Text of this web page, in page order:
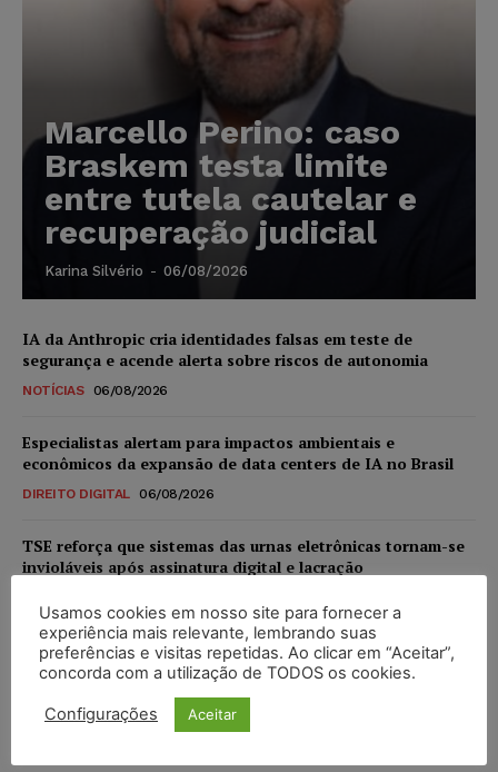
Marcello Perino: caso
Braskem testa limite
entre tutela cautelar e
recuperação judicial
Karina Silvério - 06/08/2026
IA da Anthropic cria identidades falsas em teste de
segurança e acende alerta sobre riscos de autonomia
NOTÍCIAS 06/08/2026
Especialistas alertam para impactos ambientais e
econômicos da expansão de data centers de IA no Brasil
DIREITO DIGITAL 06/08/2026
TSE reforça que sistemas das urnas eletrônicas tornam-se
invioláveis após assinatura digital e lacração
STF inicia julgamento sobre constitucionalidade da
proibição dos jogos de azar no Brasil
Usamos cookies em nosso site para fornecer a
experiência mais relevante, lembrando suas
preferências e visitas repetidas. Ao clicar em “Aceitar”,
concorda com a utilização de TODOS os cookies.
Configurações Aceitar